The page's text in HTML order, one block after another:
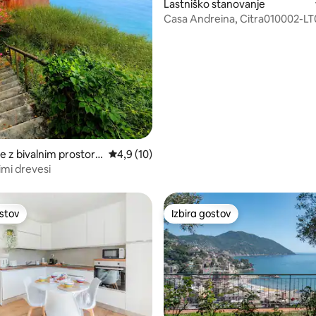
z bivalnim prostoro Povprečna ocena: 4,9 od 5, št. mnenj: 10
4,9 (10)
drevesi
Lastniško stanovanje
Casa Andreina,
Izbira gostov
Izbira gostov